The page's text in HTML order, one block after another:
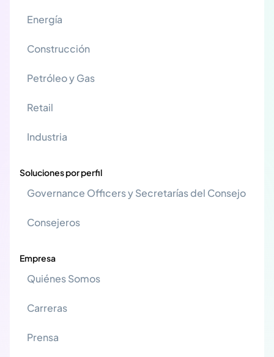
Energía
Construcción
Petróleo y Gas
Retail
Industria
Soluciones por perfil
Governance Officers y Secretarías del Consejo
Consejeros
Empresa
Quiénes Somos
Carreras
Prensa